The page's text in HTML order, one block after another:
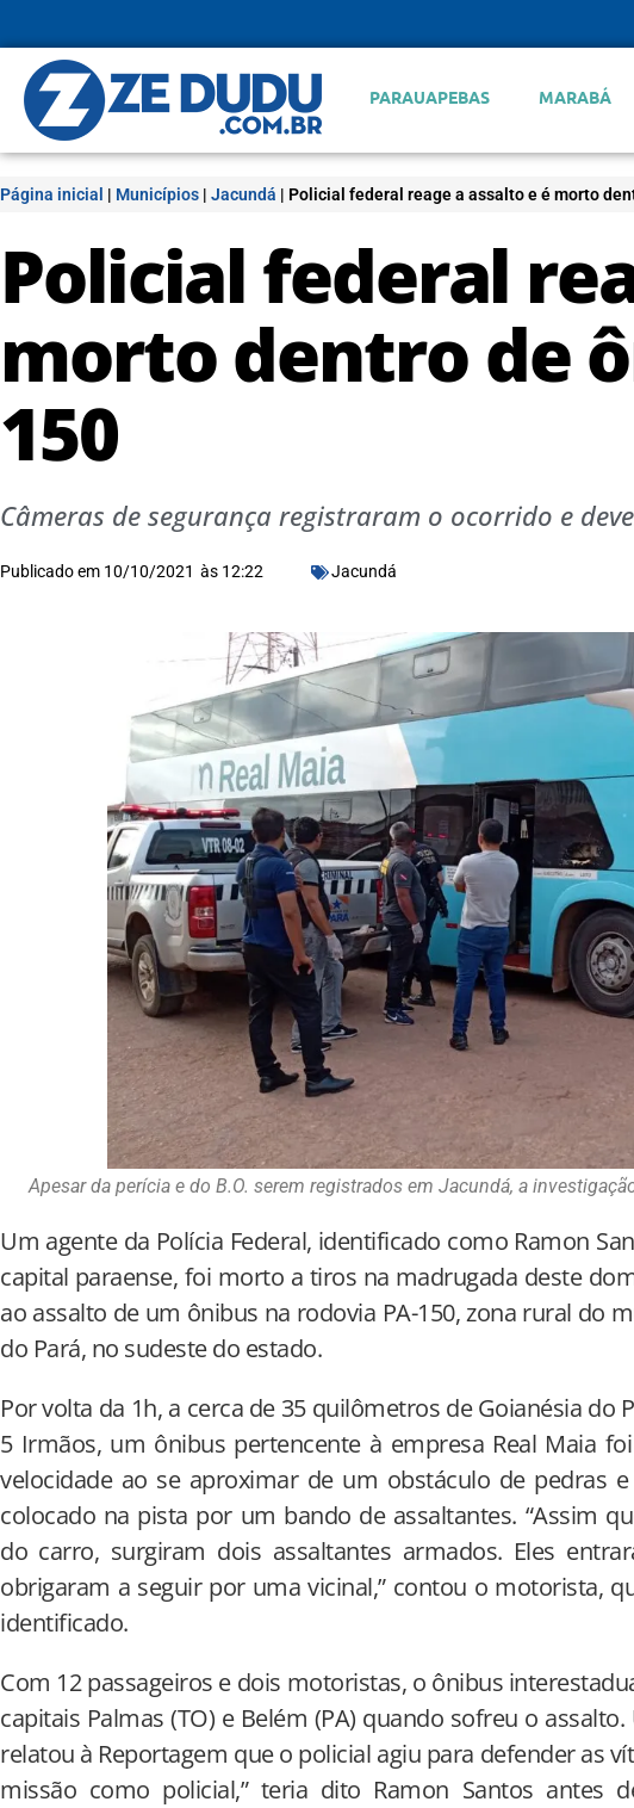
PARAUAPEBAS MARABÁ
Página inicial | Municípios | Jacundá | Policial federal reage a assalto e é morto
Policial federal
morto dentro de
150
Câmeras de segurança registraram o ocorrido e
Publicado em 10/10/2021 às 12:22 Jacundá
Apesar da perícia e do B.O. serem registrados em Jacundá, a
Um agente da Polícia Federal, identificado como Ramon
capital paraense, foi morto a tiros na madrugada deste
ao assalto de um ônibus na rodovia PA-150, zona rural do
do Pará, no sudeste do estado.
Por volta da 1h, a cerca de 35 quilômetros de Goianésia do
5 Irmãos, um ônibus pertencente à empresa Real Maia
velocidade ao se aproximar de um obstáculo de pedras
colocado na pista por um bando de assaltantes. “Assim
do carro, surgiram dois assaltantes armados. Eles
obrigaram a seguir por uma vicinal,” contou o motorista,
identificado.
Com 12 passageiros e dois motoristas, o ônibus
capitais Palmas (TO) e Belém (PA) quando sofreu o
relatou à Reportagem que o policial agiu para defender as
missão como policial,” teria dito Ramon Santos antes